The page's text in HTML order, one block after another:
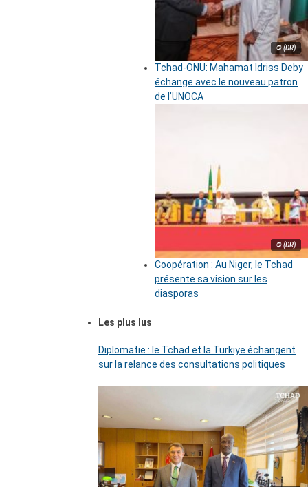
© (DR)
Tchad-ONU: Mahamat Idriss Deby
échange avec le nouveau patron
de l’UNOCA
© (DR)
Coopération : Au Niger, le Tchad
présente sa vision sur les
diasporas
Les plus lus
Diplomatie : le Tchad et la Türkiye échangent
sur la relance des consultations politiques